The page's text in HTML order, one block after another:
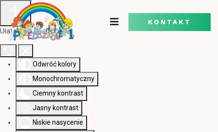
Ułatwienia dostępu
Odwróć kolory
Monochromatyczny
Ciemny kontrast
Jasny kontrast
Niskie nasycenie
KONTAKT